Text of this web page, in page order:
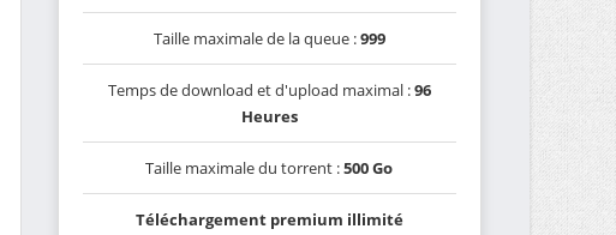
Taille maximale de la queue :999
Temps de download et d'upload maximal :96
Heures
Taille maximale du torrent :500 Go
Téléchargement premium illimité